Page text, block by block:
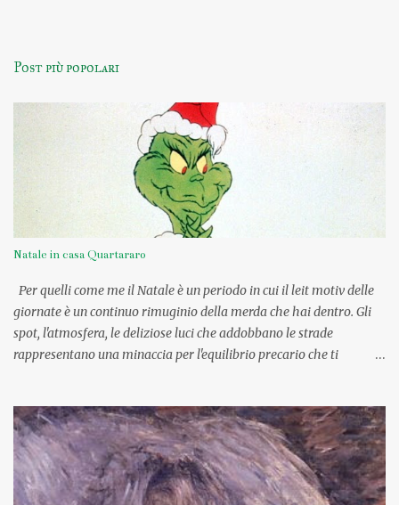
Post più popolari
Natale in casa Quartararo
Per quelli come me il Natale è un periodo in cui il leit motiv delle
giornate è un continuo rimuginio della merda che hai dentro. Gli
spot, l'atmosfera, le deliziose luci che addobbano le strade
rappresentano una minaccia per l'equilibrio precario che ti
godermi il momento, provavo solo un grande disagio e un enorme
senso di straniamento, come se fossi stata adottata. Intorno a me il
delirio: 15 cugini, 30 zii, una nonna uscita da un romanzo di Pennac
e la percezione che nemmeno quell'anno avrei ricevuto Barbie